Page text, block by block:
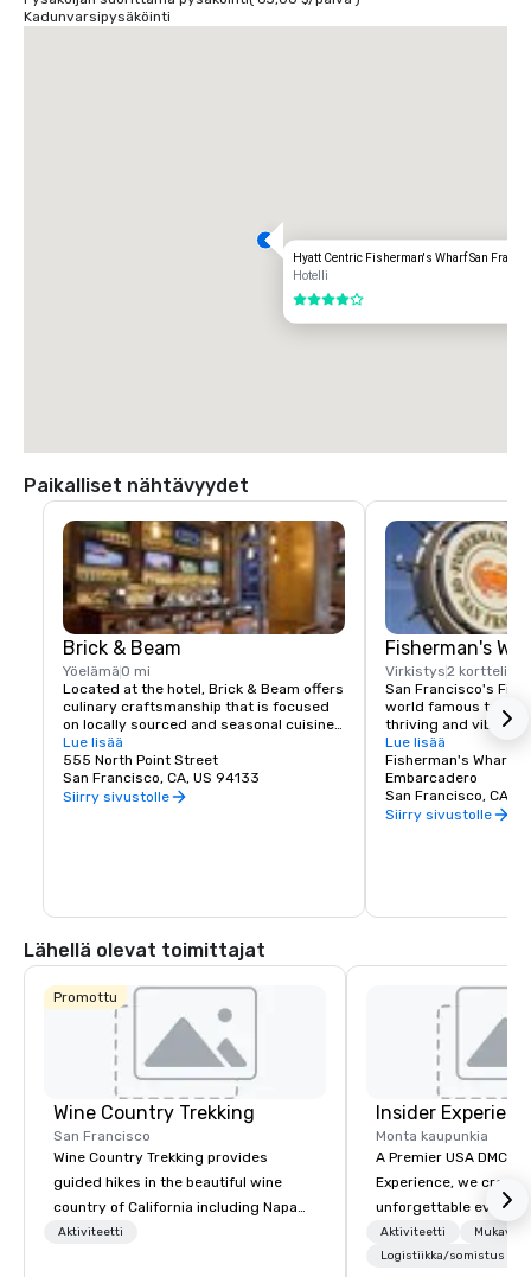
Free
Kadunvarsipysäköinti
Hyatt Centric Fisherman's Wharf San
Hotelli
4 / 5
Paikalliset nähtävyydet
Brick & Beam
Yöelämä 0 mi
Located at the hotel, Brick & Beam offers
culinary craftsmanship that is focused
on locally sourced and seasonal cuisine.
Our Seafood Watch program is a fresh
approach to sustainable food, which
includes a responsible menu of carefully
sourced and selected local foods. From
Lue lisää
555 North Point Street
San Francisco, CA, US 94133
Siirry sivustolle
Fisherman's
Virkistys2 korttelia
San Francisco's
world famous
thriving and vibrant
and commercial
class dining,
endless
Wharf is truly the
Francisco
Lue lisää
Fisherman's Wharf
Embarcadero
San Francisco, CA,
Siirry sivustolle
Lähellä olevat toimittajat
Promottu
Wine Country Trekking
San Francisco
Wine Country Trekking provides
guided hikes in the beautiful wine
country of California including Napa
and Sonoma Valleys. These
Aktiviteetti
Insider
Monta kaupunkia
A Premier USA DMC Partner
Experience, we create
unforgettable events
access to premium
class entertainment,
Aktiviteetti
Logistiikka/somistus